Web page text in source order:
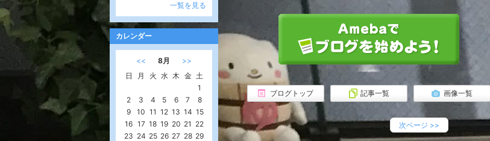
ブログトップ 記事一覧 画像一覧
次ページ >>
一覧を見る
カレンダー
<< 8月
>>
日
月 火 水 木 金 土
1
2
3 4 5 6 7
8
9
10 11 12 13 14 15
16 17 18 19 20 21 22
23 24 25 26 27 28 29